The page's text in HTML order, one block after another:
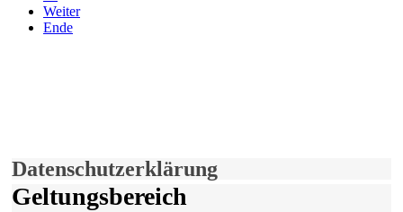
Weiter
Ende
Datenschutzerklärung
Geltungsbereich